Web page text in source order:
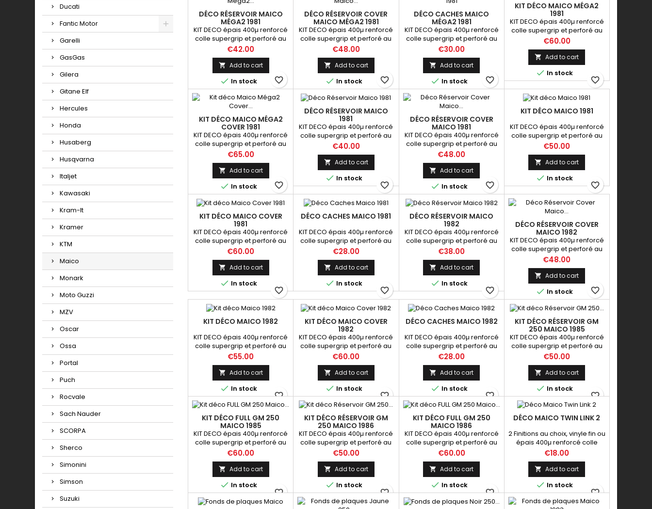
Ducati
Fantic Motor
Garelli
GasGas
Gilera
Gitane Elf
Hercules
Honda
Husaberg
Husqvarna
Italjet
Kawasaki
Kram-It
Kramer
KTM
Maico
Monark
Moto Guzzi
MZV
Oscar
Ossa
Portal
Puch
Rocvale
Sach Nauder
SCORPA
Sherco
Simonini
Simson
Suzuki
DÉCO RÉSERVOIR MAICO
MÉGA2 1981
KIT DECO épais 400µ renforcé
colle supergrip et perforé au
niveau du réservoir
Price
€42.00
 Add to cart
 In stock favorite_border
DÉCO RÉSERVOIR COVER
MAICO MÉGA2 1981
KIT DECO épais 400µ renforcé
colle supergrip et perforé au
niveau du réservoir
Price
€48.00
 Add to cart
 In stock favorite_border
DÉCO CACHES MAICO
MÉGA2 1981
KIT DECO épais 400µ renforcé
colle supergrip et perforé au
niveau du réservoir
Price
€30.00
 Add to cart
 In stock favorite_border
KIT DÉCO MAICO MÉGA2
1981
KIT DECO épais 400µ renforcé
colle supergrip et perforé au
niveau du réservoir
Price
€60.00
 Add to cart
 In stock
favorite_border
KIT DÉCO MAICO MÉGA2
COVER 1981
KIT DECO épais 400µ renforcé
colle supergrip et perforé au
niveau du réservoir
Price
€65.00
 Add to cart
 In stock favorite_border
DÉCO RÉSERVOIR MAICO
1981
KIT DECO épais 400µ renforcé
colle supergrip et perforé au
niveau du réservoir
Price
€40.00
 Add to cart
 In stock
favorite_border
DÉCO RÉSERVOIR COVER
MAICO 1981
KIT DECO épais 400µ renforcé
colle supergrip et perforé au
niveau du réservoir
Price
€48.00
 Add to cart
 In stock favorite_border
KIT DÉCO MAICO 1981
KIT DECO épais 400µ renforcé
colle supergrip et perforé au
niveau du réservoir
Price
€50.00
 Add to cart
 In stock
favorite_border
KIT DÉCO MAICO COVER
1981
KIT DECO épais 400µ renforcé
colle supergrip et perforé au
niveau du réservoir
Price
€60.00
 Add to cart
 In stock
favorite_border
DÉCO CACHES MAICO 1981
KIT DECO épais 400µ renforcé
colle supergrip et perforé au
niveau du réservoir
Price
€28.00
 Add to cart
 In stock
favorite_border
DÉCO RÉSERVOIR MAICO
1982
KIT DECO épais 400µ renforcé
colle supergrip et perforé au
niveau du réservoir
Price
€38.00
 Add to cart
 In stock
favorite_border
DÉCO RÉSERVOIR COVER
MAICO 1982
KIT DECO épais 400µ renforcé
colle supergrip et perforé au
niveau du réservoir
Price
€48.00
 Add to cart
 In stock favorite_border
KIT DÉCO MAICO 1982
KIT DECO épais 400µ renforcé
colle supergrip et perforé au
niveau du réservoir
Price
€55.00
 Add to cart
 In stock
favorite_border
KIT DÉCO MAICO COVER
1982
KIT DECO épais 400µ renforcé
colle supergrip et perforé au
niveau du réservoir
Price
€60.00
 Add to cart
 In stock
favorite_border
DÉCO CACHES MAICO 1982
KIT DECO épais 400µ renforcé
colle supergrip et perforé au
niveau du réservoir
Price
€28.00
 Add to cart
 In stock
favorite_border
KIT DÉCO RÉSERVOIR GM
250 MAICO 1985
KIT DECO épais 400µ renforcé
colle supergrip et perforé au
niveau du réservoir
Price
€50.00
 Add to cart
 In stock
favorite_border
KIT DÉCO FULL GM 250
MAICO 1985
KIT DECO épais 400µ renforcé
colle supergrip et perforé au
niveau du réservoir
Price
€60.00
 Add to cart
 In stock
favorite_border
KIT DÉCO RÉSERVOIR GM
250 MAICO 1986
KIT DECO épais 400µ renforcé
colle supergrip et perforé au
niveau du réservoir
Price
€50.00
 Add to cart
 In stock
favorite_border
KIT DÉCO FULL GM 250
MAICO 1986
KIT DECO épais 400µ renforcé
colle supergrip et perforé au
niveau du réservoir
Price
€60.00
 Add to cart
 In stock
favorite_border
DÉCO MAICO TWIN LINK 2
2 Finitions au choix, vinyle fin ou
épais 400µ renforcé colle
supergrip
Price
€18.00
 Add to cart
 In stock
favorite_border